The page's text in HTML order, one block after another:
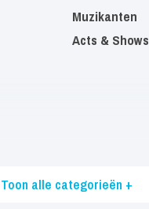
Muzikanten
Acts & Shows
Toon alle categorieën +